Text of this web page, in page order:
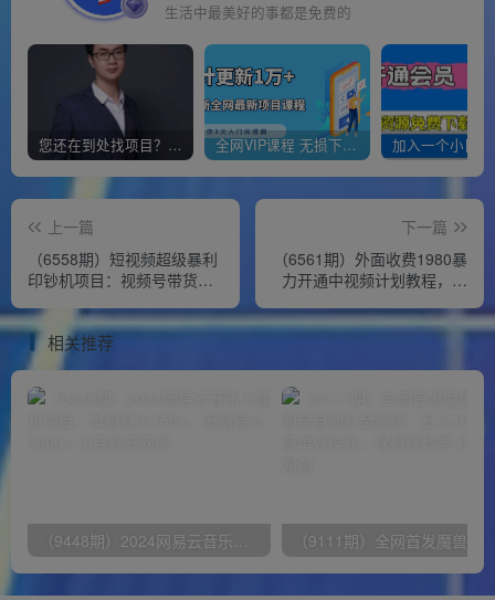
生活中最美好的事都是免费的
您还在到处找项目？还在当韭菜？我靠经营“一个小目标网创商城”年入百W+，曾经我也负债累累! 全网VIP课程 无损下载~
上一篇
（6558期）短视频超级暴利
印钞机项目：视频号带货冷
数
下一篇
（6561期）外面收费1980暴
力开通中视频计划教程，附
办法
相关推荐